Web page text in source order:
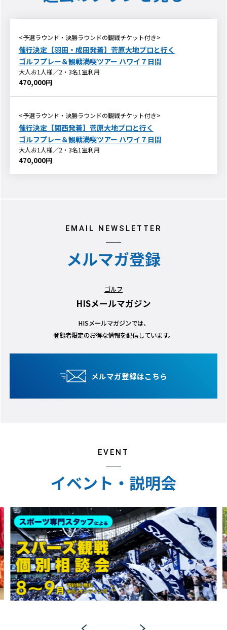
<予選ラウンド・決勝ラウンドの観戦チケット付き>
催行決定【羽田・成田発着】菅原大地プロと行く
ゴルフプレー＆観戦満喫ツアー ハワイ７日間
大人お1人様／2・3名1室利用
470,000円
<予選ラウンド・決勝ラウンドの観戦チケット付き>
催行決定【関西発着】菅原大地プロと行く
ゴルフプレー＆観戦満喫ツアー ハワイ７日間
大人お1人様／2・3名1室利用
470,000円
EMAIL NEWSLETTER
メルマガ登録
ゴルフ
HISメールマガジン
HISメールマガジンでは、
登録者限定のお得な情報を配信しています。
メルマガ登録はこちら
EVENT
イベント・説明会